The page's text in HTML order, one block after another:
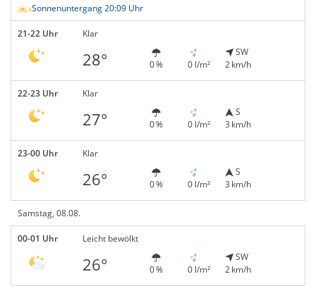
Sonnenuntergang 20:09 Uhr
21-22 Uhr Klar
28° 0 % 0 l/m²
SW
2 km/h
22-23 Uhr Klar
27° 0 % 0 l/m²
S
3 km/h
23-00 Uhr Klar
26° 0 % 0 l/m²
S
3 km/h
Samstag, 08.08.
00-01 Uhr Leicht bewölkt
26° 0 % 0 l/m²
SW
2 km/h